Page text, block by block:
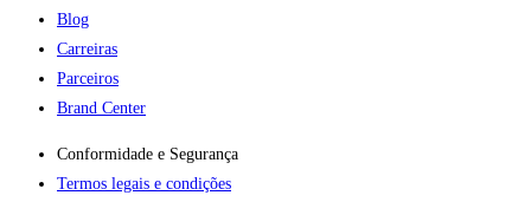
Blog
Carreiras
Parceiros
Brand Center
Conformidade e Segurança
Termos legais e condições